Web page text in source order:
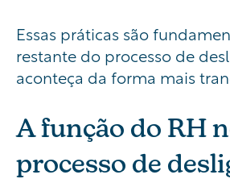
Essas práticas são
restante do processo de
aconteça da forma mais
A função do RH
processo de